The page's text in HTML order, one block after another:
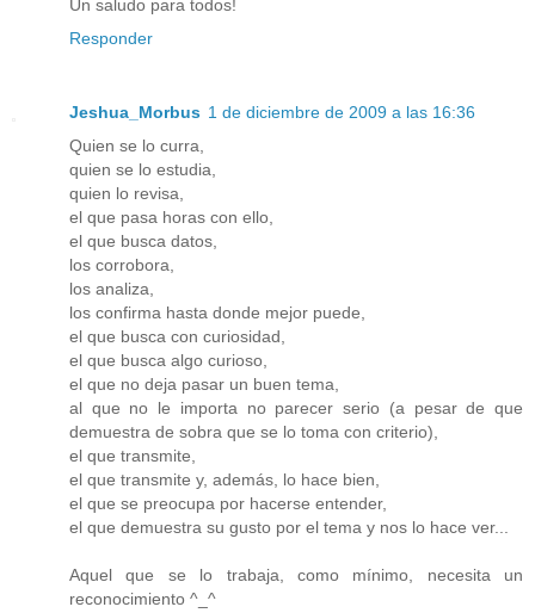
Un saludo para todos!
Responder
Jeshua_Morbus 1 de diciembre de 2009 a las 16:36
Quien se lo curra,
quien se lo estudia,
quien lo revisa,
el que pasa horas con ello,
el que busca datos,
los corrobora,
los analiza,
los confirma hasta donde mejor puede,
el que busca con curiosidad,
el que busca algo curioso,
el que no deja pasar un buen tema,
al que no le importa no parecer serio (a pesar de que
demuestra de sobra que se lo toma con criterio),
el que transmite,
el que transmite y, además, lo hace bien,
el que se preocupa por hacerse entender,
el que demuestra su gusto por el tema y nos lo hace ver...
Aquel que se lo trabaja, como mínimo, necesita un
reconocimiento ^_^